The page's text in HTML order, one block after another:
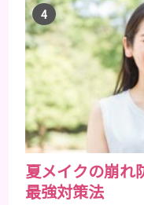
も違いますし、症
はどんな病気なの
のやしこりがある
存知の方もいらっ
う、と読みます。
す。表皮は0.2mmほ
夏メイクの崩
最強対策法